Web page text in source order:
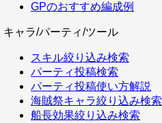
GPのおすすめ編成例
キャラ/パーティ/ツール
スキル絞り込み検索
パーティ投稿検索
パーティ投稿使い方解説
海賊祭キャラ絞り込み検索
船長効果絞り込み検索